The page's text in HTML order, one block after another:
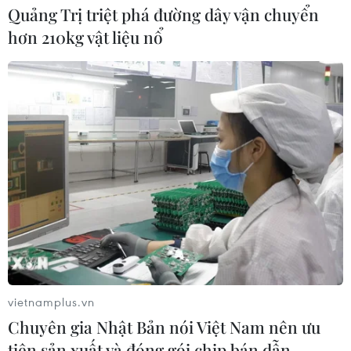
Hãng BMW bắt đầu sản xuất hàng
loạt mẫu xe thuần điện “thế hệ mới”
07/08/2026 01:52
Tiêu chí mới phân loại doanh nghiệp
để thực hiện cơ cấu lại vốn nhà nước
06/08/2026 15:08
Meta tung công cụ AI lập trình tự
động cho nhà phát triển
06/08/2026 06:40
Quảng Trị triệt phá đường dây vận chuyển
hơn 210kg vật liệu nổ
vietnamplus.vn
Chuyên gia Nhật Bản nói Việt Nam nên ưu